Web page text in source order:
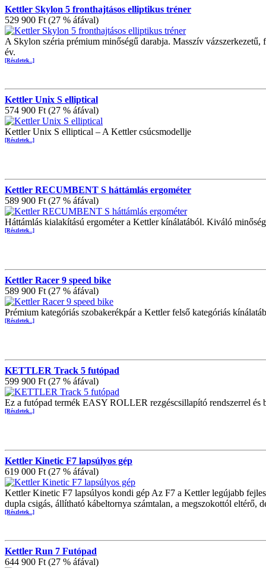
Kettler Skylon 5 fronthajtásos elliptikus tréner
529 900 Ft (27 % áfával)
A Skylon széria prémium minőségű darabja. Masszív
év.
[Részletek...]
Kettler Unix S elliptical
574 900 Ft (27 % áfával)
Kettler Unix S elliptical – A Kettler csúcsmodellje
[Részletek...]
Kettler RECUMBENT S háttámlás ergométer
589 900 Ft (27 % áfával)
Háttámlás kialakítású ergométer a Kettler kínálatából. Kiváló
[Részletek...]
Kettler Racer 9 speed bike
589 900 Ft (27 % áfával)
Prémium kategóriás szobakerékpár a Kettler felső kategóriás
[Részletek...]
KETTLER Track 5 futópad
599 900 Ft (27 % áfával)
Ez a futópad termék EASY ROLLER rezgéscsillapító rendszerrel és
[Részletek...]
Kettler Kinetic F7 lapsúlyos gép
619 000 Ft (27 % áfával)
Kettler Kinetic F7 lapsúlyos kondi gép Az F7 a Kettler legújabb
dupla csigás, állítható kábeltornya számtalan, a megszokottól eltérő,
[Részletek...]
Kettler Run 7 Futópad
644 900 Ft (27 % áfával)